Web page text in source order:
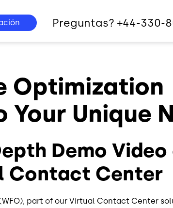
Preguntas? +44-330-
Optimization
Your Unique
Demo
Contact Center
part of our Virtual Contact Center